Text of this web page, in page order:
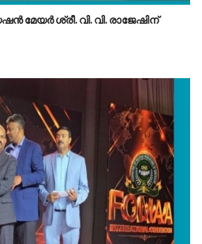
ശ്രീ. വി. വി. രാജേഷിന്